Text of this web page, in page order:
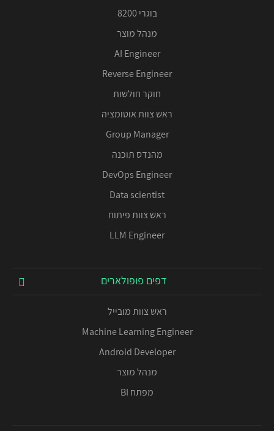
בוגרי 8200
מנהל מוצר
AI Engineer
Reverse Engineer
חוקר חולשות
ראש צוות אוטומציה
Group Manager
מהנדס תוכנה
DevOps Engineer
Data scientist
ראש צוות פיתוח
LLM Engineer
דפים פופולארים
ראש צוות מובייל
Machine Learning Engineer
Android Developer
מנהל מוצר
מפתח BI